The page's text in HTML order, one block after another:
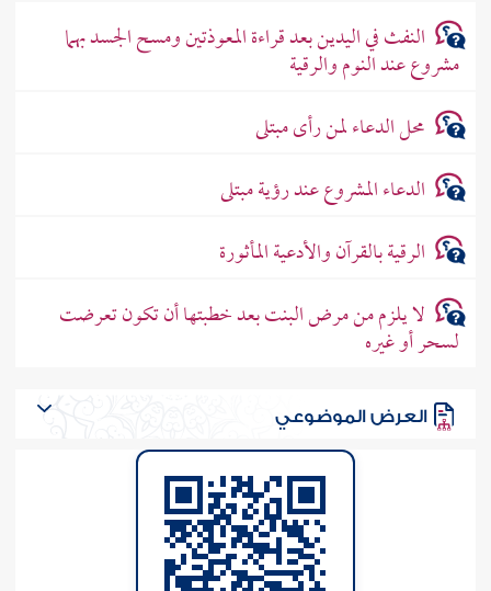
النفث في اليدين بعد قراءة المعوذتين ومسح الجسد بهما
مشروع عند النوم والرقية
محل الدعاء لمن رأى مبتلى
الدعاء المشروع عند رؤية مبتلى
الرقية بالقرآن والأدعية المأثورة
لا يلزم من مرض البنت بعد خطبتها أن تكون تعرضت
لسحر أو غيره
العرض الموضوعي